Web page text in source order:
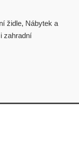
židle, Nábytek a
zahradní